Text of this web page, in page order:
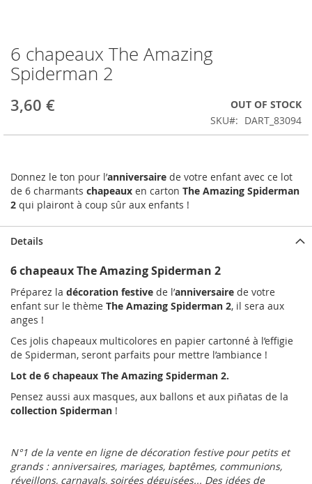
Skip
to
the
of
images
6 chapeaux The Amazing
Spiderman 2
3,60 €
OUT OF STOCK
SKU
DART_83094
Donnez le ton pour l’anniversaire de votre enfant avec ce lot
de 6 charmants chapeaux en carton The Amazing Spiderman
2 qui plairont à coup sûr aux enfants !
Details
6 chapeaux The Amazing Spiderman 2
Préparez la décoration festive de l’anniversaire de votre
enfant sur le thème The Amazing Spiderman 2, il sera aux
anges !
Ces jolis chapeaux multicolores en papier cartonné à l’effigie
de Spiderman, seront parfaits pour mettre l’ambiance !
Lot de 6 chapeaux The Amazing Spiderman 2.
Pensez aussi aux masques, aux ballons et aux piñatas de la
collection Spiderman !
N°1 de la vente en ligne de décoration festive pour petits et
grands : anniversaires, mariages, baptêmes, communions,
réveillons, carnavals, soirées déguisées... Des idées de